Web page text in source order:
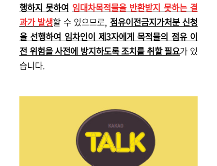
행하지 못하여 임대차목적물을 반환받지 못하는 결
과가 발생할 수 있으므로, 점유이전금지가처분 신청
을 선행하여 임차인이 제3자에게 목적물의 점유 이
전 위험을 사전에 방지하도록 조치를 취할 필요가 있
습니다.